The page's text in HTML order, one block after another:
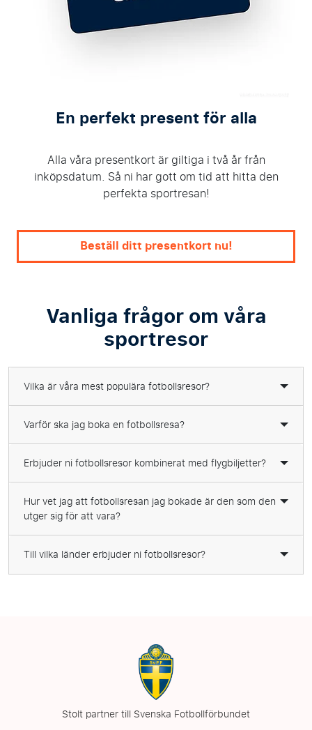
En perfekt present för alla
Alla våra presentkort är giltiga i två år från
inköpsdatum. Så ni har gott om tid att hitta den
perfekta sportresan!
Beställ ditt presentkort nu!
Vanliga frågor om våra
sportresor
Vilka är våra mest populära fotbollsresor?
Varför ska jag boka en fotbollsresa?
Erbjuder ni fotbollsresor kombinerat med flygbiljetter?
Hur vet jag att fotbollsresan jag bokade är den som den
utger sig för att vara?
Till vilka länder erbjuder ni fotbollsresor?
Stolt partner till Svenska Fotbollförbundet